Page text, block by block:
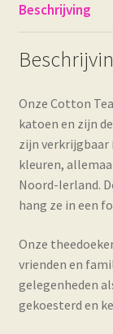
Beschrijving
Onze Cotton
katoen en zijn
zijn verkrijgbaar
kleuren,
Noord-Ierland.
hang ze in een
Onze
vrienden en
gelegenheden
gekoesterd en